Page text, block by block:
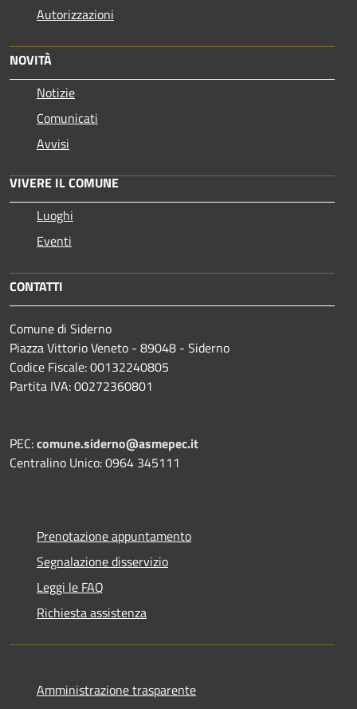
Autorizzazioni
NOVITÀ
Notizie
Comunicati
Avvisi
VIVERE IL COMUNE
Luoghi
Eventi
CONTATTI
Comune di Siderno
Piazza Vittorio Veneto - 89048 - Siderno
Codice Fiscale: 00132240805
Partita IVA: 00272360801
PEC:comune.siderno@asmepec.it
Centralino Unico: 0964 345111
Prenotazione appuntamento
Segnalazione disservizio
Leggi le FAQ
Richiesta assistenza
Amministrazione trasparente